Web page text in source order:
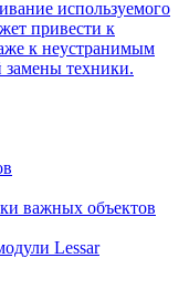
используемого
привести к
к неустранимым
замены техники.
важных объектов
Lessar